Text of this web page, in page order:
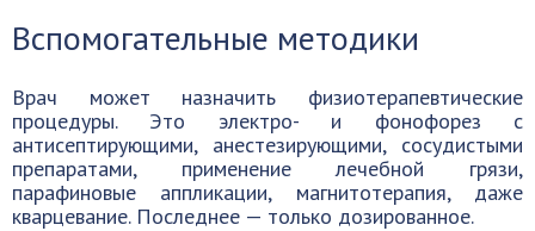
Вспомогательные методики
Врач может назначить физиотерапевтические
процедуры. Это электро- и фонофорез с
антисептирующими, анестезирующими, сосудистыми
препаратами, применение лечебной грязи,
парафиновые аппликации, магнитотерапия, даже
кварцевание. Последнее — только дозированное.